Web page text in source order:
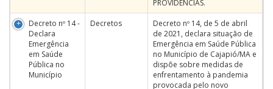
PROVIDÊNCIAS.
Decreto nº 14 -
Declara
Emergência
em Saúde
Pública no
Município
Decretos
Decreto nº 14, de 5 de abril
de 2021, declara situação de
Emergência em Saúde Pública
no Município de Cajapió/MA e
dispõe sobre medidas de
enfrentamento à pandemia
provocada pelo novo